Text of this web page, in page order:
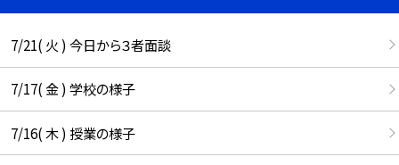
7/21( 火 ) 今日から３者面談
7/17( 金 ) 学校の様子
7/16( 木 ) 授業の様子